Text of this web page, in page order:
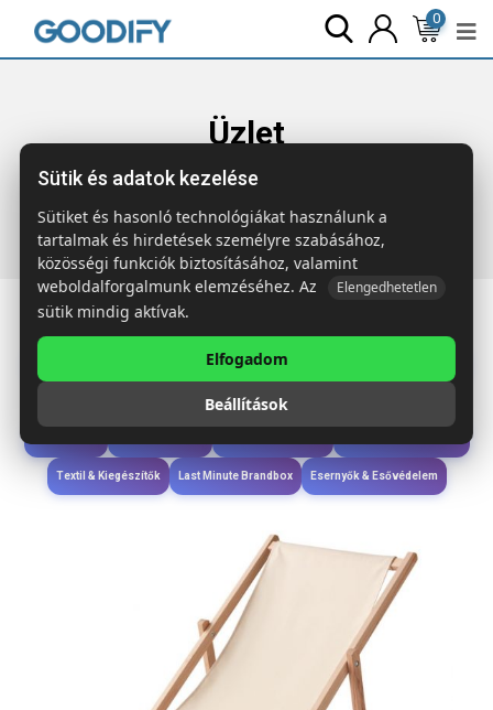
0
Üzlet
Főoldal Termékek Sport & Szabadidő
Strandszék fából
Étkezés & Ivás
Wellness & Ápolás
Textil & Kiegészítők Last Minute Brandbox Esernyők & Esővédelem
Sütik és adatok kezelése
Sütiket és hasonló technológiákat használunk a
tartalmak és hirdetések személyre szabásához,
közösségi funkciók biztosításához, valamint
weboldalforgalmunk elemzéséhez. Az
Elengedhetetlen
sütik mindig aktívak.
Elfogadom
Beállítások